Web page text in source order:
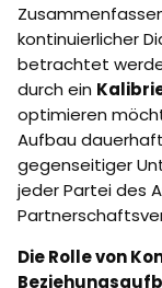
kontinuierlicher
betrachtet
durch ein
optimieren
Aufbau
gegenseitiger
jeder Partei des
Die Rolle von